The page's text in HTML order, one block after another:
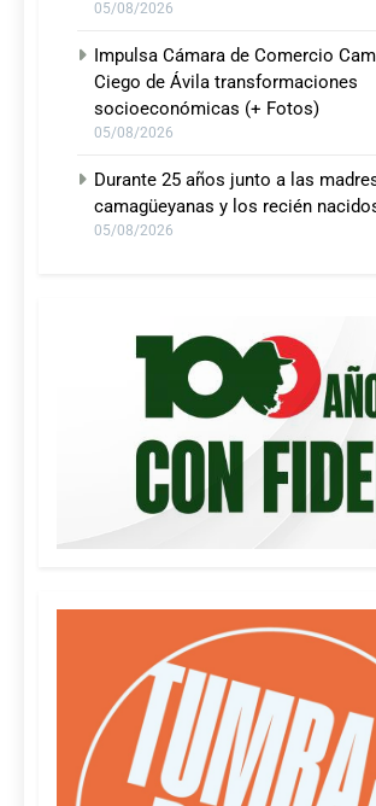
05/08/2026
Impulsa Cámara de Comercio
Ciego de Ávila transformaciones
socioeconómicas (+ Fotos)
05/08/2026
Durante 25 años junto a las
camagüeyanas y los recién
05/08/2026